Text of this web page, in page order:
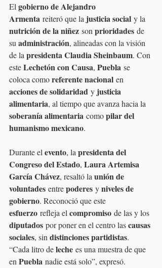
El gobierno de Alejandro
Armenta reiteró que la justicia social y la
nutrición de la niñez son prioridades de
su administración, alineadas con la visión
de la presidenta Claudia Sheinbaum. Con
este Lechetón con Causa, Puebla se
coloca como referente nacional en
acciones de solidaridad y justicia
alimentaria, al tiempo que avanza hacia la
soberanía alimentaria como pilar del
humanismo mexicano.
Durante el evento, la presidenta del
Congreso del Estado, Laura Artemisa
García Chávez, resaltó la unión de
voluntades entre poderes y niveles de
gobierno. Reconoció que este
esfuerzo refleja el compromiso de las y los
diputados por poner en el centro las causas
sociales, sin distinciones partidistas.
“Cada litro de leche es una muestra de que
en Puebla nadie está solo”, expresó.